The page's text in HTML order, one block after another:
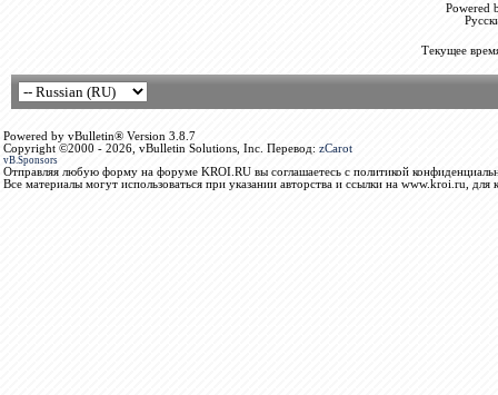
Powered
Текущее
Powered by vBulletin® Version 3.8.7
Copyright ©2000 - 2026, vBulletin Solutions, Inc. Перевод: zCarot
vB.Sponsors
Отправляя любую форму на форуме KROI.RU вы соглашаетесь с политикой
Все материалы могут использоваться при указании авторства и ссылки на www.kroi.ru, для